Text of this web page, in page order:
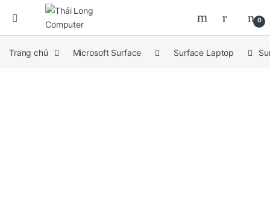
0
Trang chủ Microsoft Surface Surface Laptop